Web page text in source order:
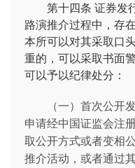
第十四条 证券发
路演推介过程中，存
本所可以对其采取口
重的，可以采取书面
可以予以纪律处分：
（一）首次公开
申请经中国证监会注
取公开方式或者变相
推介活动，或者通过